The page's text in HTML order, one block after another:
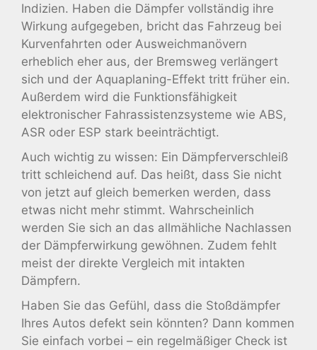
Indizien. Haben die Dämpfer vollständig ihre
Wirkung aufgegeben, bricht das Fahrzeug bei
Kurvenfahrten oder Ausweichmanövern
erheblich eher aus, der Bremsweg verlängert
sich und der Aquaplaning-Effekt tritt früher ein.
Außerdem wird die Funktionsfähigkeit
elektronischer Fahrassistenzsysteme wie ABS,
ASR oder ESP stark beeinträchtigt.
Auch wichtig zu wissen: Ein Dämpferverschleiß
tritt schleichend auf. Das heißt, dass Sie nicht
von jetzt auf gleich bemerken werden, dass
etwas nicht mehr stimmt. Wahrscheinlich
werden Sie sich an das allmähliche Nachlassen
der Dämpferwirkung gewöhnen. Zudem fehlt
meist der direkte Vergleich mit intakten
Dämpfern.
Haben Sie das Gefühl, dass die Stoßdämpfer
Ihres Autos defekt sein könnten? Dann kommen
Sie einfach vorbei – ein regelmäßiger Check ist